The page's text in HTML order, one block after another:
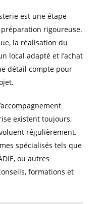
est une étape
rigoureuse.
la réalisation du
local adapté et l’achat
détail compte pour
existent toujours,
régulièrement.
spécialisés tels que
ou autres
formations et